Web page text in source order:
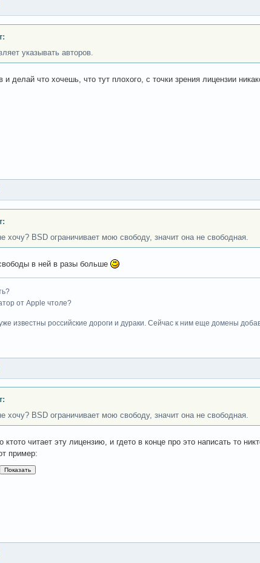
указывать авторов.
и делай что хочешь, что тут плохого, с точки зрения лицензии
хочу? BSD ограничивает мою свободу, значит она не свободная.
в ней в разы больше
от Apple чтоле?
известны российские дороги и дураки. Сейчас к ним еще домены
хочу? BSD ограничивает мою свободу, значит она не свободная.
читает эту лицензию, и гдето в конце про это написать то
пример: